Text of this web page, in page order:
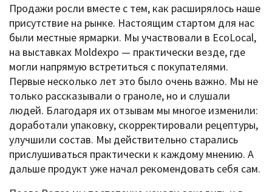
Продажи росли вместе с тем, как расширялось наше
присутствие на рынке. Настоящим стартом для нас
были местные ярмарки. Мы участвовали в EcoLocal,
на выставках Moldexpo — практически везде, где
могли напрямую встретиться с покупателями.
Первые несколько лет это было очень важно. Мы не
только рассказывали о граноле, но и слушали
людей. Благодаря их отзывам мы многое изменили:
доработали упаковку, скорректировали рецептуры,
улучшили состав. Мы действительно старались
прислушиваться практически к каждому мнению. А
дальше продукт уже начал рекомендовать себя сам.